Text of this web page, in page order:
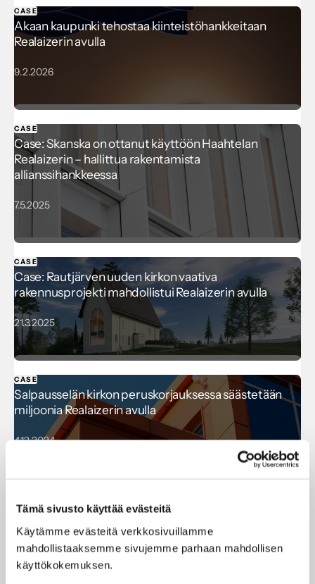
Tämä sivusto käyttää evästeitä
Käytämme evästeitä verkkosivuillamme
mahdollistaaksemme sivujemme parhaan mahdollisen
käyttökokemuksen.
CASE
Akaan kaupunki tehostaa kiinteistöhankkeitaan
Realaizerin avulla
9.2.2026
CASE
Case: Skanska on ottanut käyttöön Haahtelan
Realaizerin – hallittua rakentamista
allianssihankkeessa
7.5.2025
CASE
Case: Rautjärven uuden kirkon vaativa
rakennusprojekti mahdollistui Realaizerin avulla
21.3.2025
CASE
Salpausselän kirkon peruskorjauksessa säästetään
miljoonia Realaizerin avulla
4.12.2024
Luotettavat kustannuslaskelmat eri vaihtoehdoille jo
hankkeen alkuvaiheessa – Näin Delion käyttää
Realaizeria hankkeissaan
13.8.2024